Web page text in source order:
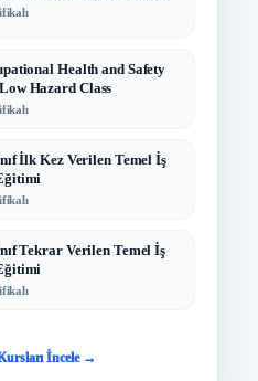
Health and Safety
Hazard Class
İlk Kez Verilen Temel İş
Tekrar Verilen Temel İş
İncele →